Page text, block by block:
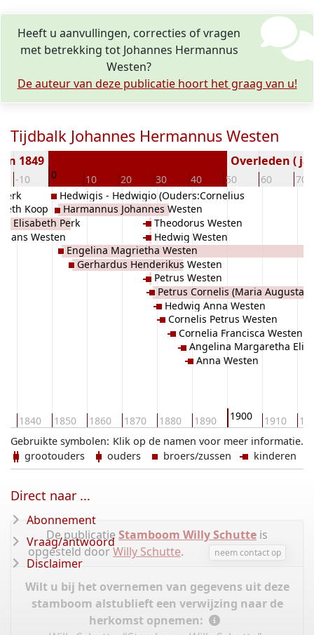
Heeft u aanvullingen, correcties of vragen
met betrekking tot Johannes Hermannus
Westen?
De auteur van deze publicatie hoort het graag van u!
Tijdbalk Johannes Hermannus Westen
-10 0 10 20 30 40 50 60 70
1849 Overleden (
1840 1850 1860 1870 1880 1890 1900 1910
Koop
Elisabeth Perk
Jans Westen
Hedwigis - Hedwigio (Ouders:Cornelius
Cornelius Huizenga Heilewig Fransen
Karels) Huizenga
Harmannus Johannes Westen
Engelina Magrietha Westen
Gerhardus Henderikus Westen
Theodorus Westen
Hedwig Westen
Petrus Westen
Petrus Cornelis (Maria Augusta
Westen
Hedwig Anna Westen
Cornelis Petrus Westen
Cornelia Francisca Westen
Angelina Margaretha
Lürwer) Westen
Anna Westen
Klik op de namen voor meer informatie.
Gebruikte symbolen:
grootouders
ouders broers/zussen kinderen
De publicatie Stamboom Willy Schutte is
opgesteld doorWilly Schutte. neem contact op
Wilt u bij het overnemen van gegevens uit deze
stamboom alstublieft een verwijzing naar de
herkomst opnemen:
Direct naar ...
Abonnement
Vraag/antwoord
Disclaimer